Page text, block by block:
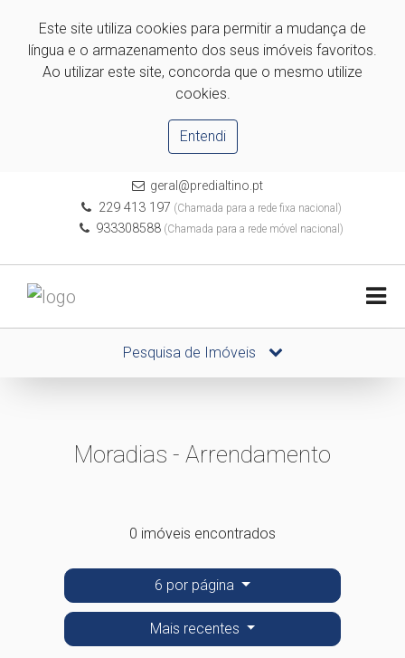
Este site utiliza cookies para permitir a mudança de
língua e o armazenamento dos seus imóveis favoritos.
Ao utilizar este site, concorda que o mesmo utilize
cookies.
Entendi
geral@predialtino.pt
229 413 197 (Chamada para a rede fixa nacional)
933308588 (Chamada para a rede móvel nacional)
Pesquisa de Imóveis
Moradias - Arrendamento
0 imóveis encontrados
6 por página
Mais recentes